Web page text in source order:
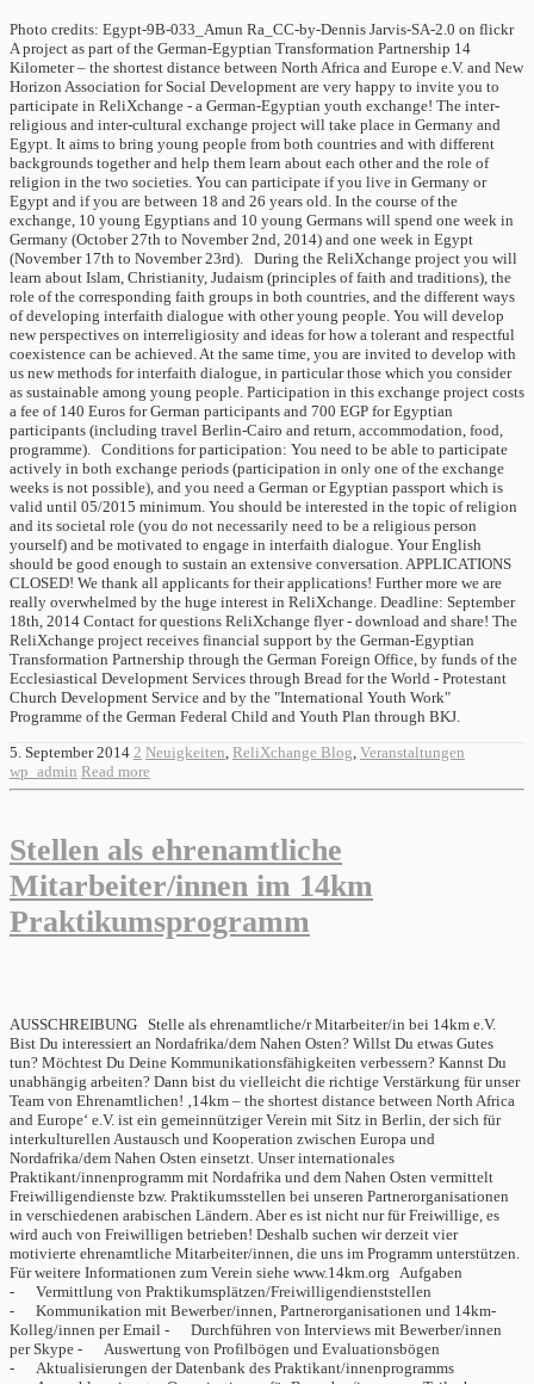
Photo credits: Egypt-9B-033_Amun Ra_CC-by-Dennis Jarvis-SA-2.0 on flickr
A project as part of the German-Egyptian Transformation Partnership 14
Kilometer – the shortest distance between North Africa and Europe e.V. and New
Horizon Association for Social Development are very happy to invite you to
participate in ReliXchange - a German-Egyptian youth exchange! The inter-
religious and inter-cultural exchange project will take place in Germany and
Egypt. It aims to bring young people from both countries and with different
backgrounds together and help them learn about each other and the role of
religion in the two societies. You can participate if you live in Germany or
Egypt and if you are between 18 and 26 years old. In the course of the
exchange, 10 young Egyptians and 10 young Germans will spend one week in
Germany (October 27th to November 2nd, 2014) and one week in Egypt
(November 17th to November 23rd). During the ReliXchange project you will
learn about Islam, Christianity, Judaism (principles of faith and traditions), the
role of the corresponding faith groups in both countries, and the different ways
of developing interfaith dialogue with other young people. You will develop
new perspectives on interreligiosity and ideas for how a tolerant and respectful
coexistence can be achieved. At the same time, you are invited to develop with
us new methods for interfaith dialogue, in particular those which you consider
as sustainable among young people. Participation in this exchange project costs
a fee of 140 Euros for German participants and 700 EGP for Egyptian
participants (including travel Berlin-Cairo and return, accommodation, food,
programme). Conditions for participation: You need to be able to participate
actively in both exchange periods (participation in only one of the exchange
weeks is not possible), and you need a German or Egyptian passport which is
valid until 05/2015 minimum. You should be interested in the topic of religion
and its societal role (you do not necessarily need to be a religious person
yourself) and be motivated to engage in interfaith dialogue. Your English
should be good enough to sustain an extensive conversation. APPLICATIONS
CLOSED! We thank all applicants for their applications! Further more we are
really overwhelmed by the huge interest in ReliXchange. Deadline: September
18th, 2014 Contact for questions ReliXchange flyer - download and share! The
ReliXchange project receives financial support by the German-Egyptian
Transformation Partnership through the German Foreign Office, by funds of the
Ecclesiastical Development Services through Bread for the World - Protestant
Church Development Service and by the "International Youth Work"
Programme of the German Federal Child and Youth Plan through BKJ.
5. September 2014 2 Neuigkeiten ReliXchange Blog Veranstaltungen
wp_admin Read more
Stellen als ehrenamtliche
Mitarbeiter/innen im 14km
Praktikumsprogramm
AUSSCHREIBUNG Stelle als ehrenamtliche/r Mitarbeiter/in bei 14km e.V.
Bist Du interessiert an Nordafrika/dem Nahen Osten? Willst Du etwas Gutes
tun? Möchtest Du Deine Kommunikationsfähigkeiten verbessern? Kannst Du
unabhängig arbeiten? Dann bist du vielleicht die richtige Verstärkung für unser
Team von Ehrenamtlichen! ‚14km – the shortest distance between North Africa
and Europe‘ e.V. ist ein gemeinnütziger Verein mit Sitz in Berlin, der sich für
interkulturellen Austausch und Kooperation zwischen Europa und
Nordafrika/dem Nahen Osten einsetzt. Unser internationales
Praktikant/innenprogramm mit Nordafrika und dem Nahen Osten vermittelt
Freiwilligendienste bzw. Praktikumsstellen bei unseren Partnerorganisationen
in verschiedenen arabischen Ländern. Aber es ist nicht nur für Freiwillige, es
wird auch von Freiwilligen betrieben! Deshalb suchen wir derzeit vier
motivierte ehrenamtliche Mitarbeiter/innen, die uns im Programm unterstützen.
Für weitere Informationen zum Verein siehe www.14km.org Aufgaben
- Vermittlung von Praktikumsplätzen/Freiwilligendienststellen
- Kommunikation mit Bewerber/innen, Partnerorganisationen und 14km-
Kolleg/innen per Email - Durchführen von Interviews mit Bewerber/innen
per Skype - Auswertung von Profilbögen und Evaluationsbögen
- Aktualisierungen der Datenbank des Praktikant/innenprogramms